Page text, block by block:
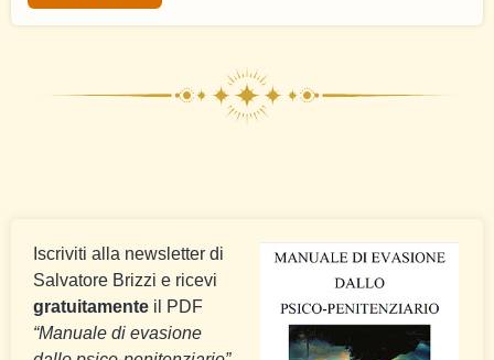
Iscriviti alla newsletter di
Salvatore Brizzi e ricevi
gratuitamente il PDF
“Manuale di evasione